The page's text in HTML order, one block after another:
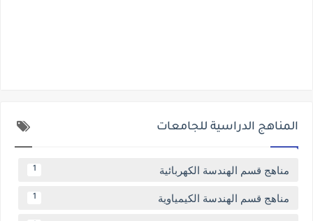
المناهج الدراسية للجامعات
مناهج قسم الهندسة الكهربائية 1
مناهج قسم الهندسة الكيمياوية 1